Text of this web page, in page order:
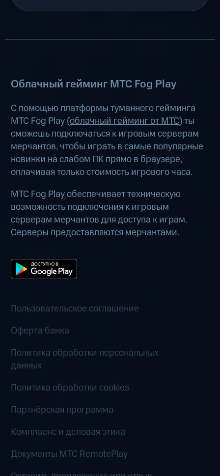
Облачный гейминг МТС Fog Play
С помощью платформы туманного гейминга
МТС Fog Play (облачный гейминг от МТС) ты
сможешь подключаться к игровым серверам
мерчантов, чтобы играть в самые популярные
новинки на слабом ПК прямо в браузере,
оплачивая только стоимость игрового часа.
МТС Fog Play обеспечивает техническую
возможность подключения к игровым
серверам мерчантов для доступа к играм.
Серверы предоставляются мерчантами.
Пользовательское соглашение
Оферта банка
Политика обработки персональных
данных
Политика обработки cookies
Партнёрская программа
Комплаенс и деловая этика
Документы MTC RemotePlay